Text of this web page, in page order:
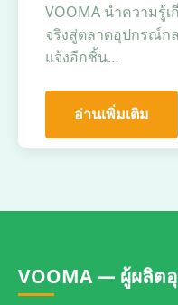
VOOMA นำความรู้
จริงสู่ตลาดอุปกรณ์ก
แจ้งอีกชิ้น…
อ่านเพิ่มเติม
VOOMA — ผู้ผลิต